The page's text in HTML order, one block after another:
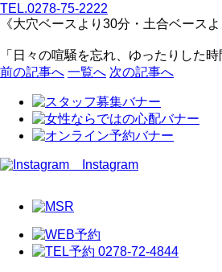
TEL.0278-75-2222
《大穴ベースより30分・土合ベースよ
「日々の喧騒を忘れ、ゆったりした
前の記事へ 一覧へ 次の記事へ
Instagram